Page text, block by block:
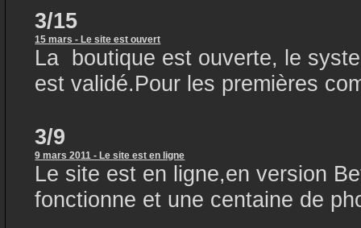
3/15
15 mars - Le site est ouvert
La boutique est ouverte, le
est validé.Pour les premières
3/9
9 mars 2011 - Le site est en ligne
Le site est en ligne,en version
fonctionne et une centaine de